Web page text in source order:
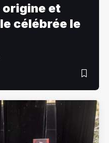
origine et
célébrée le